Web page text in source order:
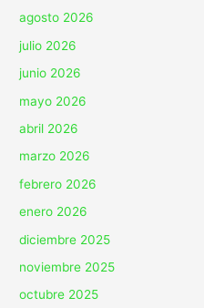
agosto 2026
julio 2026
junio 2026
mayo 2026
abril 2026
marzo 2026
febrero 2026
enero 2026
diciembre 2025
noviembre 2025
octubre 2025